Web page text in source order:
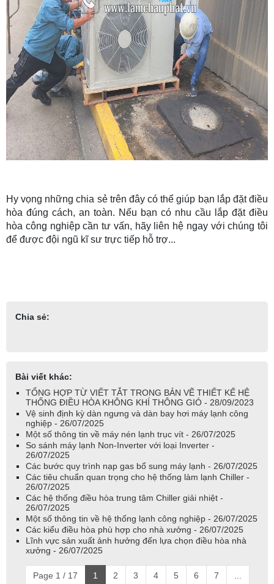
Hy vọng những chia sẻ trên đây có thể giúp bạn lắp đặt điều
hòa đúng cách, an toàn. Nếu bạn có nhu cầu lắp đặt điều
hòa công nghiệp cần tư vấn, hãy liên hệ ngay với chúng tôi
để được đội ngũ kĩ sư trực tiếp hỗ trợ...
Chia sẻ:
Bài viết khác:
TỔNG HỢP TỪ VIẾT TẮT TRONG BẢN VẼ THIẾT KẾ HỆ
THỐNG ĐIỀU HÒA KHÔNG KHÍ THÔNG GIÓ - 28/09/2023
Vệ sinh định kỳ dàn ngưng và dàn bay hơi máy lạnh công
nghiệp - 26/07/2025
Một số thông tin về máy nén lạnh trục vít - 26/07/2025
So sánh máy lạnh Non-Inverter với loại Inverter -
26/07/2025
Các bước quy trình nạp gas bổ sung máy lạnh - 26/07/2025
Các tiêu chuẩn quan trọng cho hệ thống làm lạnh Chiller -
26/07/2025
Các hệ thống điều hòa trung tâm Chiller giải nhiệt -
26/07/2025
Một số thông tin về hệ thống lạnh công nghiệp - 26/07/2025
Các kiểu điều hòa phù hợp cho nhà xưởng - 26/07/2025
Lĩnh vực sản xuất ảnh hưởng đến lựa chọn điều hòa nhà
xưởng - 26/07/2025
Page 1 / 17 1 2 3 4 5 6 7